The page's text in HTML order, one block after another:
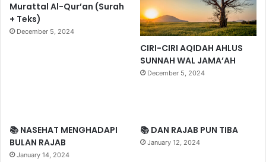
Murattal Al-Qur’an (Surah
+ Teks)
December 5, 2024
CIRI-CIRI AQIDAH AHLUS
SUNNAH WAL JAMA’AH
December 5, 2024
📚 NASEHAT MENGHADAPI
BULAN RAJAB
January 14, 2024
📚 DAN RAJAB PUN TIBA
January 12, 2024